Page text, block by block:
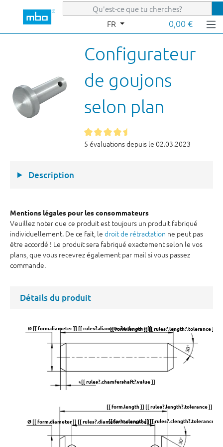
Passer au contenu principal
FR 0,00 €
Configurateur
de goujons
selon plan
5 évaluations depuis le 02.03.2023
Description
Mentions légales pour les consommateurs
Veuillez noter que ce produit est toujours un produit fabriqué
individuellement. De ce fait, le droit de rétractation ne peut pas
être accordé ! Le produit sera fabriqué exactement selon le vos
plans, que vous recevrez également par mail si vous passez
commande.
Détails du produit
Ø [[ form.diameter ]] [[ rules?.diameter?.tolerance ]][[ form.length ]] [[ rules?.length?.tolerance ]]
≈[[ rules?.chamfershaft?.value ]]
Ø [[ form.diameter ]] [[ rules?.diameter?.tolerance ]]
[[ form.length ]] [[ rules?.length?.tolerance ]]
[[ form.clength ]] [[ rules?.clength?.tolerance ]]